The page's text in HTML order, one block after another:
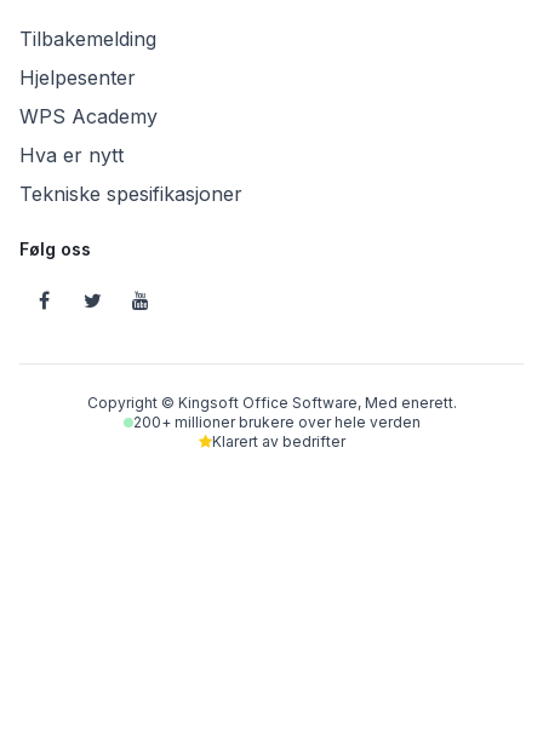
Tilbakemelding
Hjelpesenter
WPS Academy
Hva er nytt
Tekniske spesifikasjoner
Følg oss
Copyright © Kingsoft Office Software, Med enerett.
200+ millioner brukere over hele verden
Klarert av bedrifter